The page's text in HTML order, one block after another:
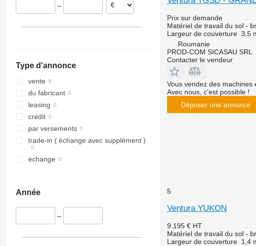
VariOpal
–
Type d'annonce
vente
du fabricant
leasing
crédit
par versements
trade-in ( échange avec supplément )
échange
Année
–
Prix sur demande
Matériel de travail du sol -
Largeur de couverture 3,5
Roumanie
PROD-COM SICASAU SRL
Contacter le vendeur
Vous vendez des machines
Avec nous, c'est possible !
Déposer une annonce
5
Ventura YUKON
9.195 € HT
Matériel de travail du sol -
Largeur de couverture 1,4